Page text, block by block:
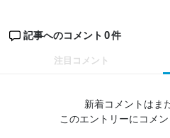
記事へのコメント 0件
注目コメント
新着コメントはま
このエントリーにコメン